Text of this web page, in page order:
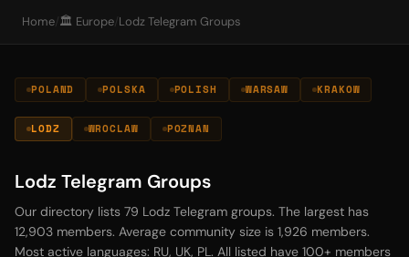
Home/ 🏛️ Europe/ Lodz Telegram Groups
POLAND POLSKA POLISH WARSAW KRAKOW
LODZ WROCLAW POZNAN
Lodz Telegram Groups
Our directory lists 79 Lodz Telegram groups. The largest has
12,903 members. Average community size is 1,926 members.
Most active languages: RU, UK, PL. All listed have 100+ members